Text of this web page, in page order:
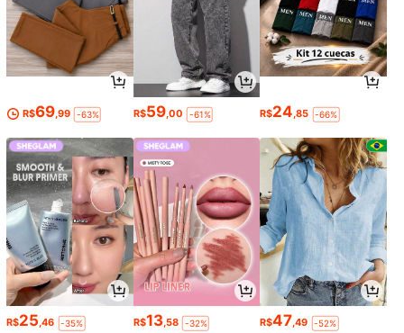
R$69,99 -63% R$59,00 -61% R$24,85 -66%
R$25,46 -35% R$13,58 -32% R$47,49 -52%